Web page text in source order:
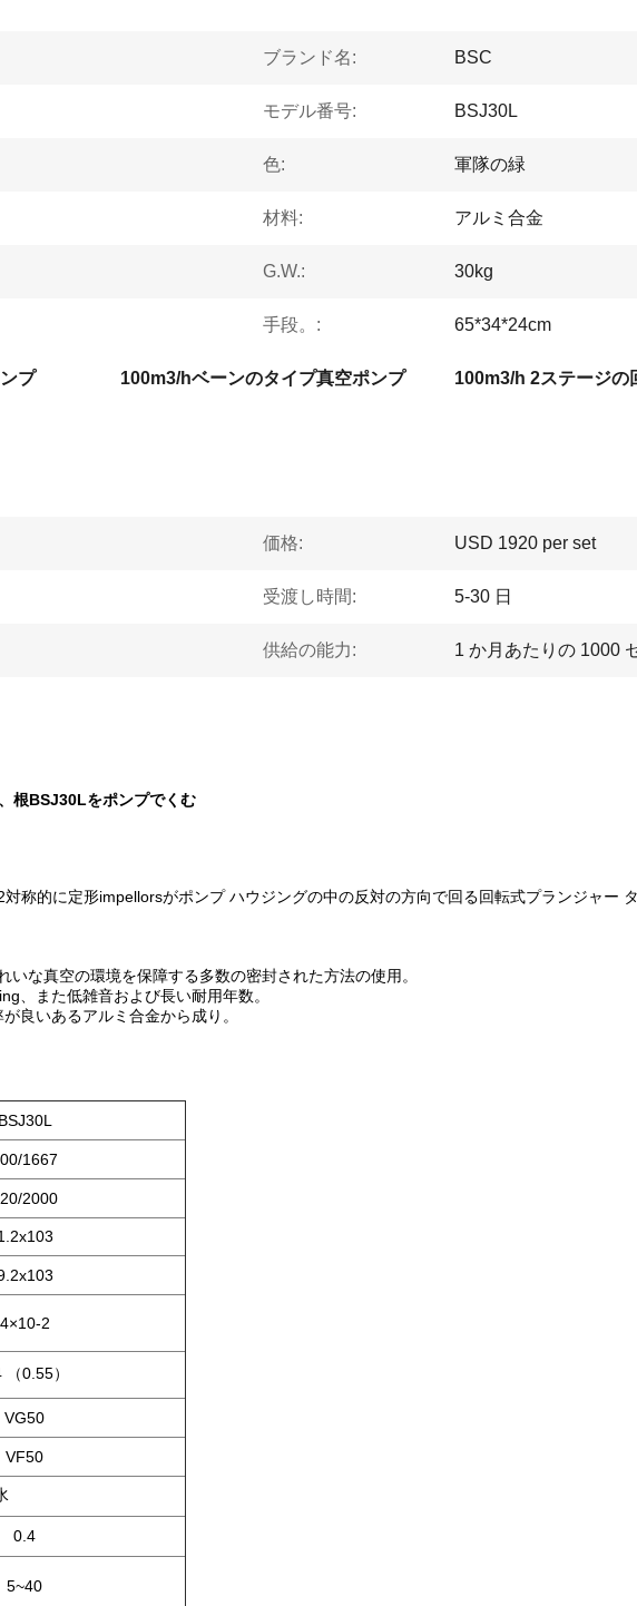
ブランド名: BSC
モデル番号: BSJ30L
色: 軍隊の緑
材料: アルミ合金
G.W.: 30kg
手段。: 65*34*24cm
プ 100m3/hベーンのタイプ真空ポンプ
価格: USD 1920 per set
受渡し時間: 5-30 日
供給の能力: 1 か月あたりの 1000
根BSJ30Lをポンプでくむ
称的に定形impellorsがポンプ ハウジングの中の反対の方向で回る回転式プランジャー
な真空の環境を保障する多数の密封された方法の使用。
、また低雑音および長い耐用年数。
良いあるアルミ合金から成り。
1667
2000
4×10-2
（0.55）
VG50
VF50
0.4
5~40